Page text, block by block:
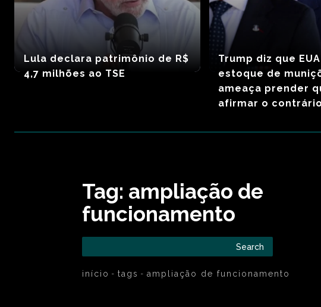
Lula declara patrimônio de R$
4,7 milhões ao TSE
Trump diz que
estoque de
ameaça prender
afirmar o contrário
Tag: ampliação de
funcionamento
Search
início tags ampliação de funcionamento